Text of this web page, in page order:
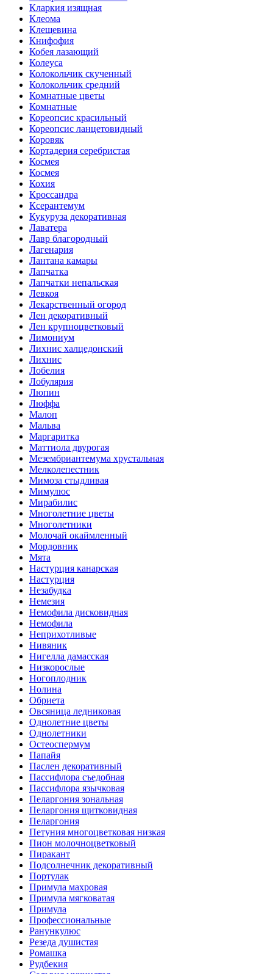
Кларкия изящная
Клеома
Клещевина
Книфофия
Кобея лазающий
Колеуса
Колокольчик скученный
Колокольчик средний
Комнатные цветы
Комнатные
Кореопсис красильный
Кореопсис ланцетовидный
Коровяк
Кортадерия серебристая
Космея
Космея
Кохия
Кроссандра
Ксерантемум
Кукуруза декоративная
Лаватера
Лавр благородный
Лагенария
Лантана камары
Лапчатка
Лапчатки непальская
Левкоя
Лекарственный огород
Лен декоративный
Лен крупноцветковый
Лимониум
Лихнис халцедонский
Лихнис
Лобелия
Лобулярия
Люпин
Люффа
Малоп
Мальва
Маргаритка
Маттиола двурогая
Мезембриантемума хрустальная
Мелколепестник
Мимоза стыдливая
Мимулюс
Мирабилис
Многолетние цветы
Многолетники
Молочай окаймленный
Мордовник
Мята
Настурция канарская
Настурция
Незабудка
Немезия
Немофила дисковидная
Немофила
Неприхотливые
Нивяник
Нигелла дамасская
Низкорослые
Ногоплодник
Нолина
Обриета
Овсяница ледниковая
Однолетние цветы
Однолетники
Остеоспермум
Папайя
Паслен декоративный
Пассифлора съедобная
Пассифлора язычковая
Пеларгония зональная
Пеларгония щитковидная
Пеларгония
Петуния многоцветковая низкая
Пион молочноцветковый
Пиракант
Подсолнечник декоративный
Портулак
Примула махровая
Примула мягковатая
Примула
Профессиональные
Ранункулюс
Резеда душистая
Ромашка
Рудбекия